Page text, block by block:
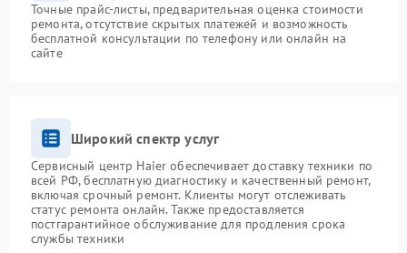
Точные прайс-листы, предварительная оценка стоимости
ремонта, отсутствие скрытых платежей и возможность
бесплатной консультации по телефону или онлайн на
сайте
Широкий спектр услуг
Сервисный центр Haier обеспечивает доставку техники по
всей РФ, бесплатную диагностику и качественный ремонт,
включая срочный ремонт. Клиенты могут отслеживать
статус ремонта онлайн. Также предоставляется
постгарантийное обслуживание для продления срока
службы техники